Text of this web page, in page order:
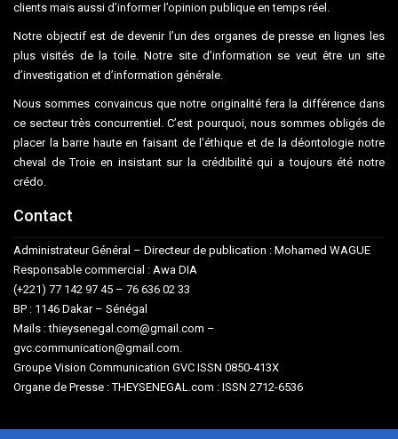
clients mais aussi d’informer l’opinion publique en temps réel.
Notre objectif est de devenir l’un des organes de presse en lignes les
plus visités de la toile. Notre site d’information se veut être un site
d’investigation et d’information générale.
Nous sommes convaincus que notre originalité fera la différence dans
ce secteur très concurrentiel. C’est pourquoi, nous sommes obligés de
placer la barre haute en faisant de l’éthique et de la déontologie notre
cheval de Troie en insistant sur la crédibilité qui a toujours été notre
crédo.
Contact
Administrateur Général – Directeur de publication : Mohamed WAGUE
Responsable commercial : Awa DIA
(+221) 77 142 97 45 – 76 636 02 33
BP : 1146 Dakar – Sénégal
Mails : thieysenegal.com@gmail.com –
gvc.communication@gmail.com.
Groupe Vision Communication GVC ISSN 0850-413X
Organe de Presse : THEYSENEGAL.com : ISSN 2712-6536